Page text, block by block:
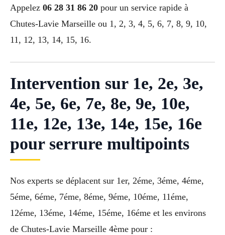
Appelez 06 28 31 86 20 pour un service rapide à
Chutes-Lavie Marseille ou 1, 2, 3, 4, 5, 6, 7, 8, 9, 10,
11, 12, 13, 14, 15, 16.
Intervention sur 1e, 2e, 3e,
4e, 5e, 6e, 7e, 8e, 9e, 10e,
11e, 12e, 13e, 14e, 15e, 16e
pour serrure multipoints
Nos experts se déplacent sur 1er, 2éme, 3éme, 4éme,
5éme, 6éme, 7éme, 8éme, 9éme, 10éme, 11éme,
12éme, 13éme, 14éme, 15éme, 16éme et les environs
de Chutes-Lavie Marseille 4ème pour :